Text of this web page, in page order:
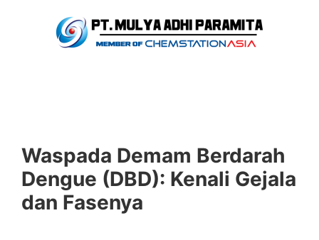
Waspada Demam Berdarah
Dengue (DBD): Kenali Gejala
dan Fasenya